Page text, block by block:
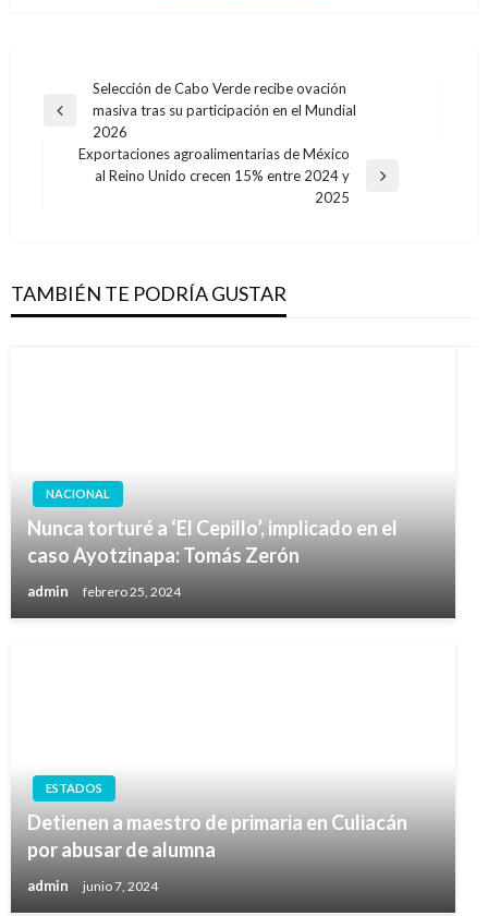
Navegación
de
entradas
Entrada
Selección de Cabo Verde recibe ovación
masiva tras su participación en el Mundial
2026
Entrada
Exportaciones agroalimentarias de México
al Reino Unido crecen 15% entre 2024 y
2025
TAMBIÉN TE PODRÍA GUSTAR
NACIONAL
Nunca torturé a ‘El Cepillo’, implicado en el
caso Ayotzinapa: Tomás Zerón
admin febrero 25, 2024
ESTADOS
Detienen a maestro de primaria en Culiacán
por abusar de alumna
admin junio 7, 2024